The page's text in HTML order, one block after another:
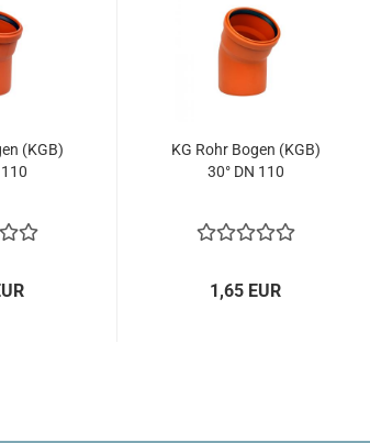
(KGB)
110
KG Rohr Bogen (KGB)
30° DN 110
1,65 EUR